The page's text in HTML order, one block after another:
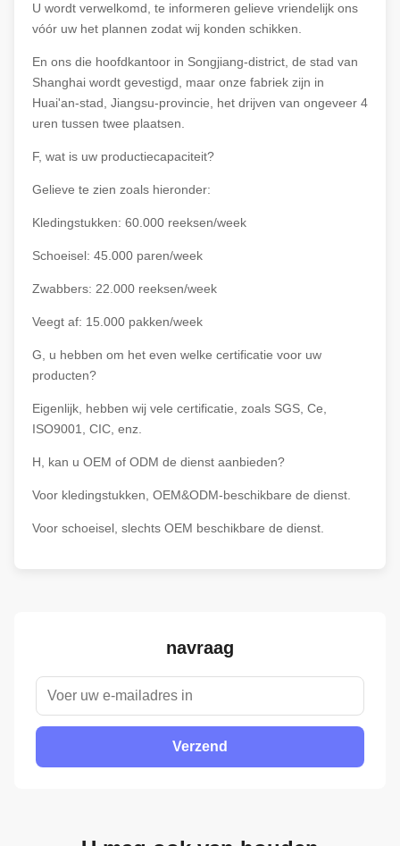
U wordt verwelkomd, te informeren gelieve vriendelijk ons
vóór uw het plannen zodat wij konden schikken.
En ons die hoofdkantoor in Songjiang-district, de stad van
Shanghai wordt gevestigd, maar onze fabriek zijn in
Huai'an-stad, Jiangsu-provincie, het drijven van ongeveer 4
uren tussen twee plaatsen.
F, wat is uw productiecapaciteit?
Gelieve te zien zoals hieronder:
Kledingstukken: 60.000 reeksen/week
Schoeisel: 45.000 paren/week
Zwabbers: 22.000 reeksen/week
Veegt af: 15.000 pakken/week
G, u hebben om het even welke certificatie voor uw
producten?
Eigenlijk, hebben wij vele certificatie, zoals SGS, Ce,
ISO9001, CIC, enz.
H, kan u OEM of ODM de dienst aanbieden?
Voor kledingstukken, OEM&ODM-beschikbare de dienst.
Voor schoeisel, slechts OEM beschikbare de dienst.
navraag
Verzend